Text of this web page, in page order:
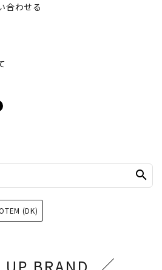
合わせる
search
(DK)